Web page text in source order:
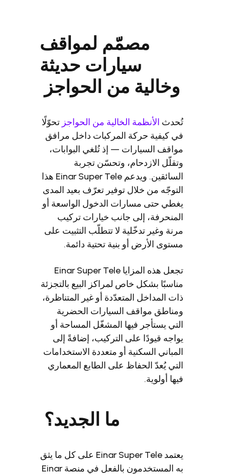
مصمّم لمواقف
سيارات حديثة
من الحواجز
الأنظمة الخالية من الحواجزتحوّلًا
كيفية حركة المركبات داخل مرافق
السيارات — إذ تُلغي البوابات،
الازدحام، وتحسّن تجربة
السائقين. ويدعم Einar Super Tele هذا
من خلال توفير تعرّف بعيد المدى
حتى مسارات الدخول الواسعة أو
إلى جانب خيارات تركيب
وغير تدخّلية لا تتطلّب التثبيت على
الأرض أو بنية تحتية دائمة.
تجعل هذه المزايا Einar Super Tele
بشكل خاص لمراكز البيع بالتجزئة
المداخل المتعدّدة أو غير المتناظرة،
مواقف السيارات الحضرية
يستأجر فيها المشغّل المساحة أو
قيودًا على التركيب، إضافةً إلى
السكنية أو متعددة الاستخدامات
يُعدّ الحفاظ على الطابع المعماري
ما الجديد؟
يعتمد Einar Super Tele على كل ما يثق
به المستخدمون بالفعل في منصة Einar